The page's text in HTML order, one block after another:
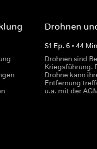
Drohnen
S1 Ep.6 •44
Drohnen sind
Kriegsführung.
Drohne kann
Entfernung
u.a. mit der